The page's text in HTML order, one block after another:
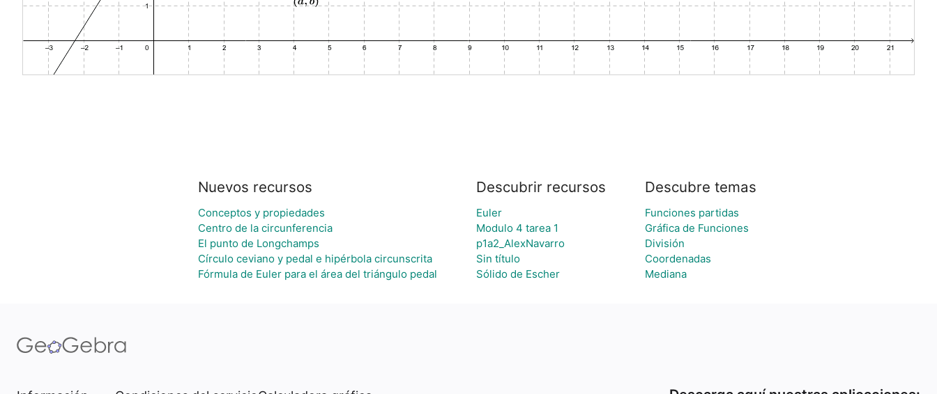
Nuevos recursos
Conceptos y propiedades
Centro de la circunferencia
El punto de Longchamps
Círculo ceviano y pedal e hipérbola circunscrita
Fórmula de Euler para el área del triángulo pedal
Descubrir recursos
Euler
Modulo 4 tarea 1
p1a2_AlexNavarro
Sin título
Sólido de Escher
Descubre temas
Funciones partidas
Gráfica de Funciones
División
Coordenadas
Mediana